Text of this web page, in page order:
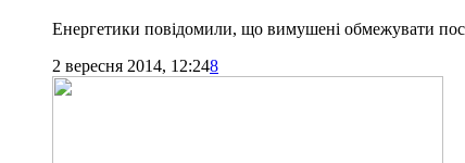
Енергетики повідомили, що вимушені обмежувати
2 вересня 2014, 12:248